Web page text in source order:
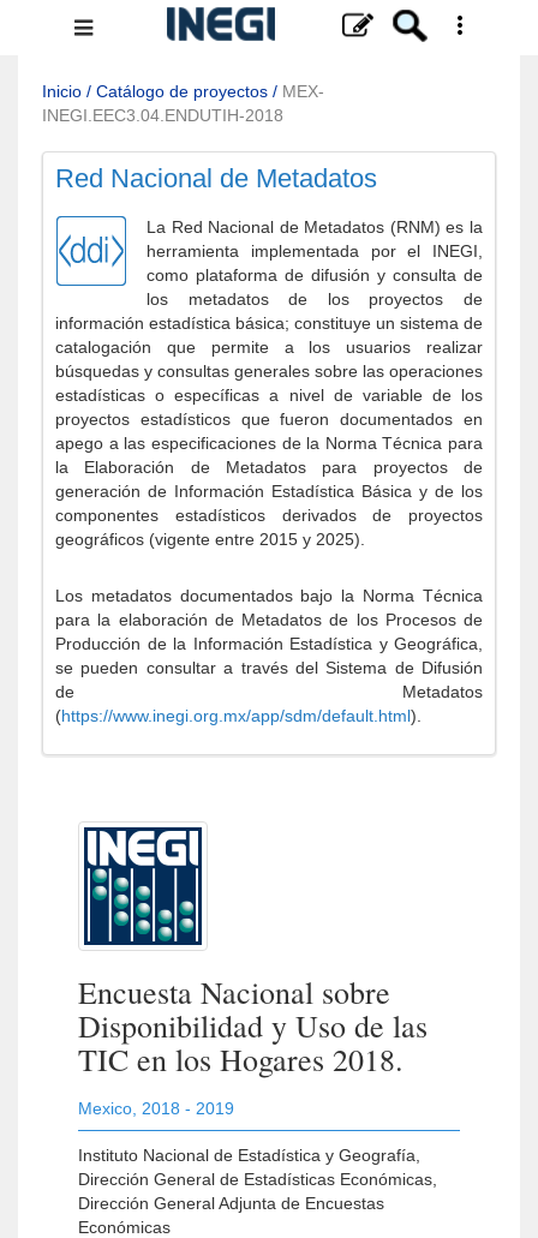
Menú
navegación
Inicio / Catálogo de proyectos / MEX-
INEGI.EEC3.04.ENDUTIH-2018
Red Nacional de Metadatos
La Red Nacional de Metadatos (RNM) es la
herramienta implementada por el INEGI,
como plataforma de difusión y consulta de
los metadatos de los proyectos de
información estadística básica; constituye un sistema de
catalogación que permite a los usuarios realizar
búsquedas y consultas generales sobre las operaciones
estadísticas o específicas a nivel de variable de los
proyectos estadísticos que fueron documentados en
apego a las especificaciones de la Norma Técnica para
la Elaboración de Metadatos para proyectos de
generación de Información Estadística Básica y de los
componentes estadísticos derivados de proyectos
geográficos (vigente entre 2015 y 2025).
Los metadatos documentados bajo la Norma Técnica
para la elaboración de Metadatos de los Procesos de
Producción de la Información Estadística y Geográfica,
se pueden consultar a través del Sistema de Difusión
de Metadatos
(https://www.inegi.org.mx/app/sdm/default.html).
Encuesta Nacional sobre
Disponibilidad y Uso de las
TIC en los Hogares 2018.
Mexico 2018 - 2019
Instituto Nacional de Estadística y Geografía,
Dirección General de Estadísticas Económicas,
Dirección General Adjunta de Encuestas
Económicas